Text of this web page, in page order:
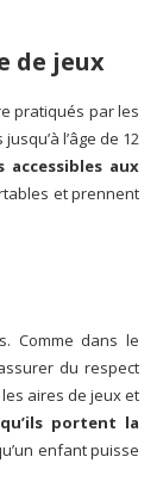
de jeux
pratiqués par les
l’âge de 12
aux
et prennent
Comme dans le
du respect
aires de jeux et
portent la
enfant puisse